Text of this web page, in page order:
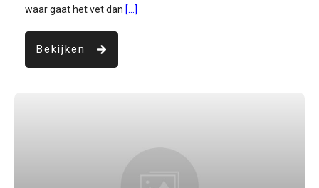
waar gaat het vet dan [...]
Bekijken